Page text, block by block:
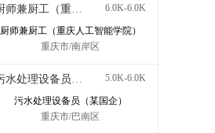
厨师兼厨工（重庆人工智能学院） 6.0K-6.0K
厨师兼厨工（重庆人工智能学院）
重庆市/南岸区
污水处理设备员（某国企） 5.0K-6.0K
污水处理设备员（某国企）
重庆市/巴南区